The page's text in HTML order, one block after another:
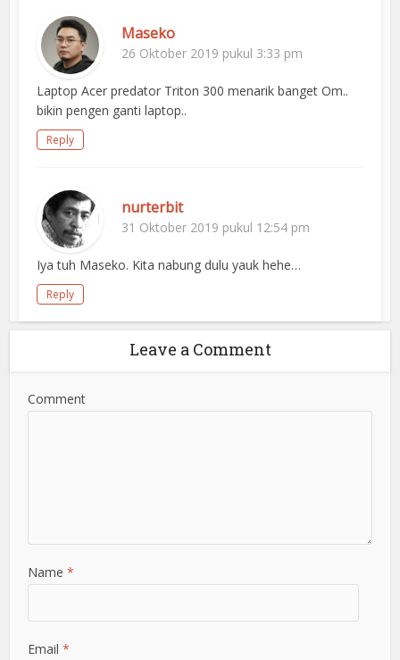
Maseko
26 Oktober 2019 pukul 3:33 pm
Laptop Acer predator Triton 300 menarik banget Om..
bikin pengen ganti laptop..
Reply
nurterbit
31 Oktober 2019 pukul 12:54 pm
Iya tuh Maseko. Kita nabung dulu yauk hehe…
Reply
Leave a Comment
Comment
Name *
Email *